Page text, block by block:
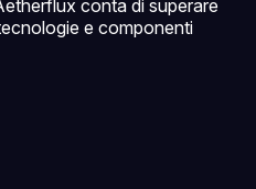
conta di superare
e componenti